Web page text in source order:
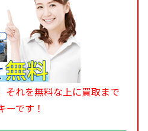
それを無料な上に買取まで
ーです！